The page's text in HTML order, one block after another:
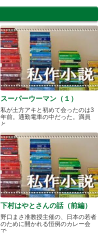
スーパーウーマン（１）
私が土方アキと初めて会ったのは3
年前。通勤電車の中だった。満員
と.....
下村はやとさんの話（前編）
野口まさ准教授主催の、日本の若者
のために開かれる恒例のカレー会
で.....